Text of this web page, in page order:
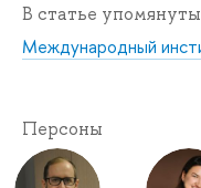
В статье упомянуты
Международный
Персоны